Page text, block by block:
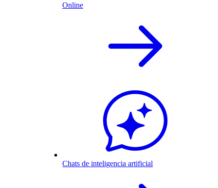
Online
Chats de inteligencia artificial